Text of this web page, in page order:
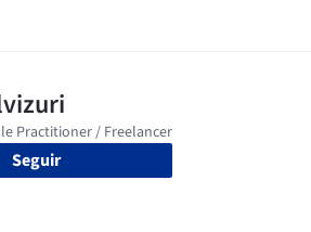
Seguir